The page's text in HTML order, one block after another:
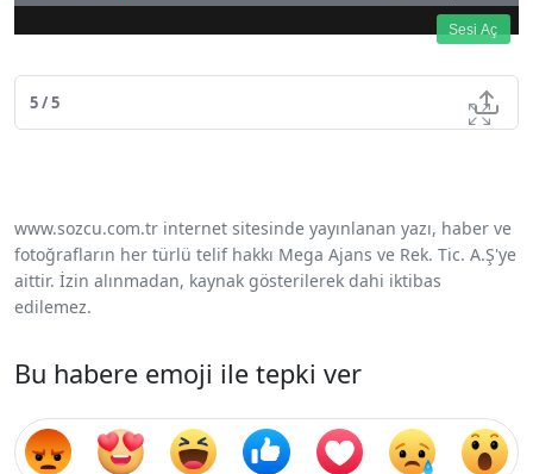
Aç
6.21%
İçinde
Ekran
Sesi Aç
5 / 5
www.sozcu.com.tr internet sitesinde yayınlanan yazı, haber ve
fotoğrafların her türlü telif hakkı Mega Ajans ve Rek. Tic. A.Ş'ye
aittir. İzin alınmadan, kaynak gösterilerek dahi iktibas
edilemez.
Bu habere emoji ile tepki ver